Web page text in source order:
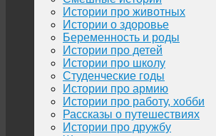
Истории про животных
Истории о здоровье
Беременность и роды
Истории про детей
Истории про школу
Студенческие годы
Истории про армию
Истории про работу, хобби
Рассказы о путешествиях
Истории про дружбу